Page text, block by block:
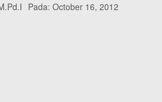
Pada: October 16, 2012